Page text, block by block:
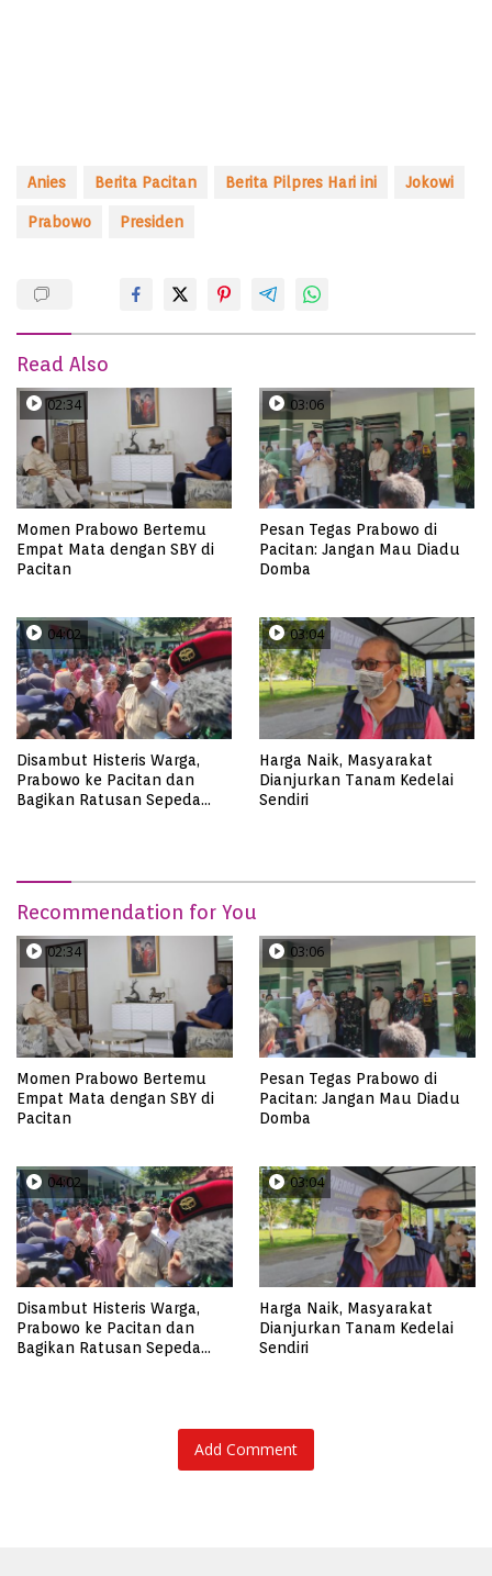
Anies Berita Pacitan Berita Pilpres Hari ini Jokowi
Prabowo Presiden
Read Also
02:34
Momen Prabowo Bertemu
Empat Mata dengan SBY di
Pacitan
03:06
Pesan Tegas Prabowo di
Pacitan: Jangan Mau Diadu
Domba
04:02
Disambut Histeris Warga,
Prabowo ke Pacitan dan
Bagikan Ratusan Sepeda
03:04
Harga Naik, Masyarakat
Dianjurkan Tanam Kedelai
Sendiri
Recommendation for You
02:34
Momen Prabowo Bertemu
Empat Mata dengan SBY di
Pacitan
03:06
Pesan Tegas Prabowo di
Pacitan: Jangan Mau Diadu
Domba
04:02
Disambut Histeris Warga,
Prabowo ke Pacitan dan
Bagikan Ratusan Sepeda
03:04
Harga Naik, Masyarakat
Dianjurkan Tanam Kedelai
Sendiri
Add Comment